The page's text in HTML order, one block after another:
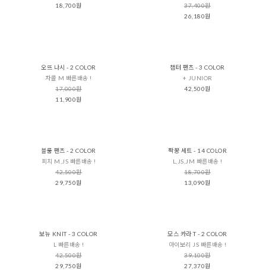
18,700원
37,400원
26,180원
오뜨 나시 - 2 COLOR
차콜 M 빠른배송 !
17,000원
11,900원
챕터 팬츠 - 3 COLOR
+ JUNIOR
42,500원
블룸 팬츠 - 2 COLOR
피치 M,JS 빠른배송 !
42,500원
29,750원
짝꿍 세트 - 14 COLOR
L,JS,JM 빠른배송 !
18,700원
13,090원
보뉴 KNIT - 3 COLOR
L 빠른배송 !
42,500원
29,750원
모스 카라 T - 2 COLOR
아이보리 JS 빠른배송 !
39,100원
27,370원